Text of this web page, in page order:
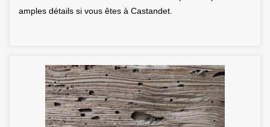
amples détails si vous êtes à Castandet.